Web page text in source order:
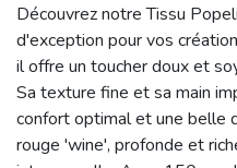
Découvrez notre Tissu
d'exception pour vos
il offre un toucher doux et
Sa texture fine et sa main
confort optimal et une belle
rouge 'wine', profonde et